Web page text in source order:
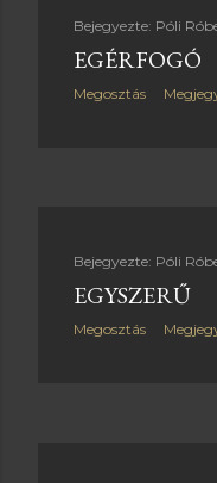
Bejegyezte: Póli
EGÉRFOGÓ
Megosztás
Bejegyezte: Póli
EGYSZERŰ
Megosztás